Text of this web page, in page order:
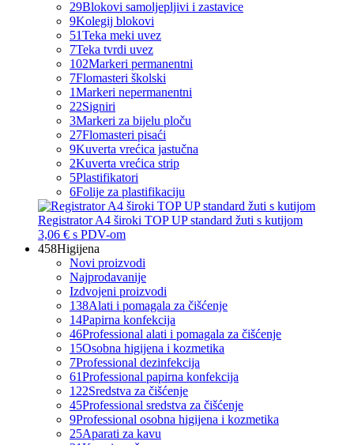
29Blokovi samoljepljivi i zastavice
9Kolegij blokovi
51Teka meki uvez
7Teka tvrdi uvez
102Markeri permanentni
7Flomasteri školski
1Markeri nepermanentni
22Signiri
3Markeri za bijelu ploču
27Flomasteri pisaći
9Kuverta vrećica jastučna
2Kuverta vrećica strip
5Plastifikatori
6Folije za plastifikaciju
Registrator A4 široki TOP UP standard žuti s kutijom
3,06 € s PDV-om
458Higijena
Novi proizvodi
Najprodavanije
Izdvojeni proizvodi
138Alati i pomagala za čišćenje
14Papirna konfekcija
46Professional alati i pomagala za čišćenje
15Osobna higijena i kozmetika
7Professional dezinfekcija
61Professional papirna konfekcija
122Sredstva za čišćenje
45Professional sredstva za čišćenje
9Professional osobna higijena i kozmetika
25Aparati za kavu